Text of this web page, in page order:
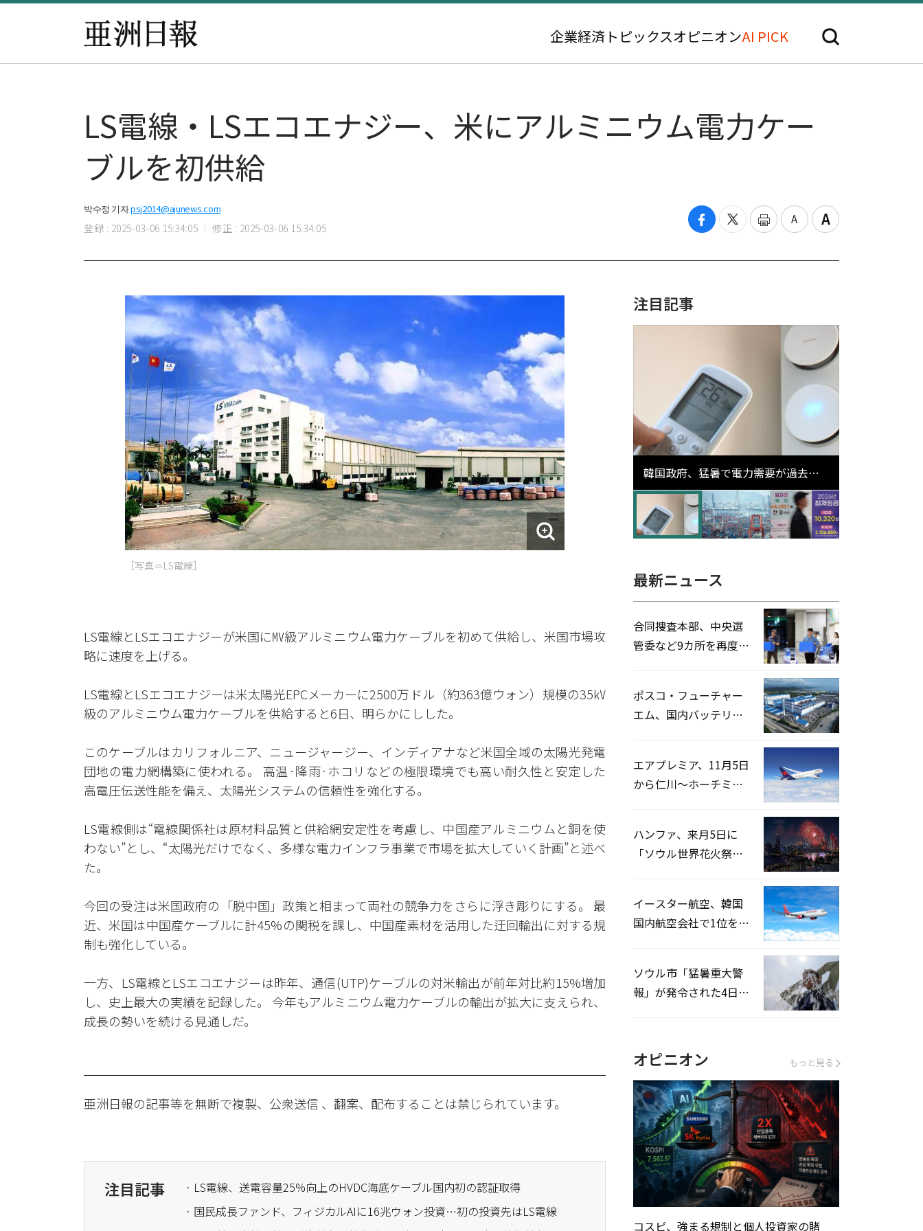
企業経済 トピックスオピニオンAI PICK
LS電線・LSエコエナジー、米にアルミニウム電力ケー
ブルを初供給
박수정 기자psj2014@ajunews.com
登録 : 2025-03-06 15:34:05 修正 : 2025-03-06 15:34:05
［写真＝LS電線］
LS電線とLSエコエナジーが米国に㎹級アルミニウム電力ケーブルを初めて供給し、米国市場攻
略に速度を上げる。
LS電線とLSエコエナジーは米太陽光EPCメーカーに2500万ドル（約363億ウォン）規模の35㎸
級のアルミニウム電力ケーブルを供給すると6日、明らかにしした。
このケーブルはカリフォルニア、ニュージャージー、インディアナなど米国全域の太陽光発電
団地の電力網構築に使われる。 高温·降雨·ホコリなどの極限環境でも高い耐久性と安定した
高電圧伝送性能を備え、太陽光システムの信頼性を強化する。
LS電線側は“電線関係社は原材料品質と供給網安定性を考慮し、中国産アルミニウムと銅を使
わない”とし、“太陽光だけでなく、多様な電力インフラ事業で市場を拡大していく計画”と述べ
た。
今回の受注は米国政府の「脱中国」政策と相まって両社の競争力をさらに浮き彫りにする。 最
近、米国は中国産ケーブルに計45%の関税を課し、中国産素材を活用した迂回輸出に対する規
制も強化している。
一方、LS電線とLSエコエナジーは昨年、通信(UTP)ケーブルの対米輸出が前年対比約15%増加
し、史上最大の実績を記録した。 今年もアルミニウム電力ケーブルの輸出が拡大に支えられ、
成長の勢いを続ける見通しだ。
亜洲日報の記事等を無断で複製、公衆送信 、翻案、配布することは禁じられています。
注目記事
· LS電線、送電容量25%向上のHVDC海底ケーブル国内初の認証取得
· 国民成長ファンド、フィジカルAIに16兆ウォン投資…初の投資先はLS電線
注目記事
韓国政府、猛暑で電力需要が過去最
高更新の可能性に需給対応体制を点
検
最新ニュース
合同捜査本部、中央選
管委など9カ所を再度家
ポスコ・フューチャー
エム、国内バッテリー
エアプレミア、11月5日
から仁川〜ホーチミン
ハンファ、来月5日に
「ソウル世界花火祭り
イースター航空、韓国
国内航空会社で1位を記
ソウル市「猛暑重大警
報」が発令された4日、
オピニオン もっと見る
コスピ、強まる規制と個人投資家の賭